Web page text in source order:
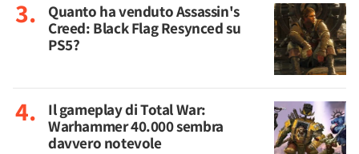
Quanto ha venduto Assassin's
Creed: Black Flag Resynced su
PS5?
Il gameplay di Total War:
Warhammer 40.000 sembra
davvero notevole